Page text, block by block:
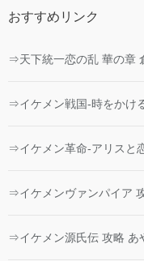
おすすめリンク
⇒天下統一恋の乱 華の章
⇒イケメン戦国-時をかけ
⇒イケメン革命-アリスと
⇒イケメンヴァンパイア
⇒イケメン源氏伝 攻略 あ